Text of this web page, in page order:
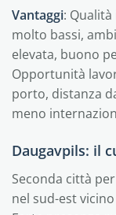
Vantaggi:
molto bassi,
elevata, buono
Opportunità
porto, distanza
meno
Daugavpils: il
Seconda città
nel sud-est